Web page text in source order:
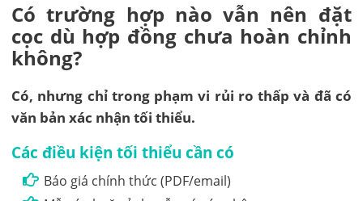
Có trường hợp nào vẫn nên đặt
cọc dù hợp đồng chưa hoàn chỉnh
không?
Có, nhưng chỉ trong phạm vi rủi ro thấp và đã có
văn bản xác nhận tối thiểu.
Các điều kiện tối thiểu cần có
Báo giá chính thức (PDF/email)